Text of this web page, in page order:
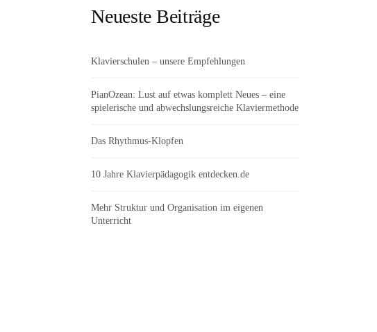
Neueste Beiträge
Klavierschulen – unsere Empfehlungen
PianOzean: Lust auf etwas komplett Neues – eine
spielerische und abwechslungsreiche Klaviermethode
Das Rhythmus-Klopfen
10 Jahre Klavierpädagogik entdecken.de
Mehr Struktur und Organisation im eigenen
Unterricht